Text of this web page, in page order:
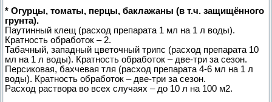
* Огурцы, томаты, перцы, баклажаны (в т.ч. защищённого
грунта).
Паутинный клещ (расход препарата 1 мл на 1 л воды).
Кратность обработок – 2.
Табачный, западный цветочный трипс (расход препарата 10
мл на 1 л воды). Кратность обработок – две-три за сезон.
Персиковая, бахчевая тля (расход препарата 4-6 мл на 1 л
воды). Кратность обработок – две-три за сезон.
Расход раствора во всех случаях – до 10 л на 100 м2.